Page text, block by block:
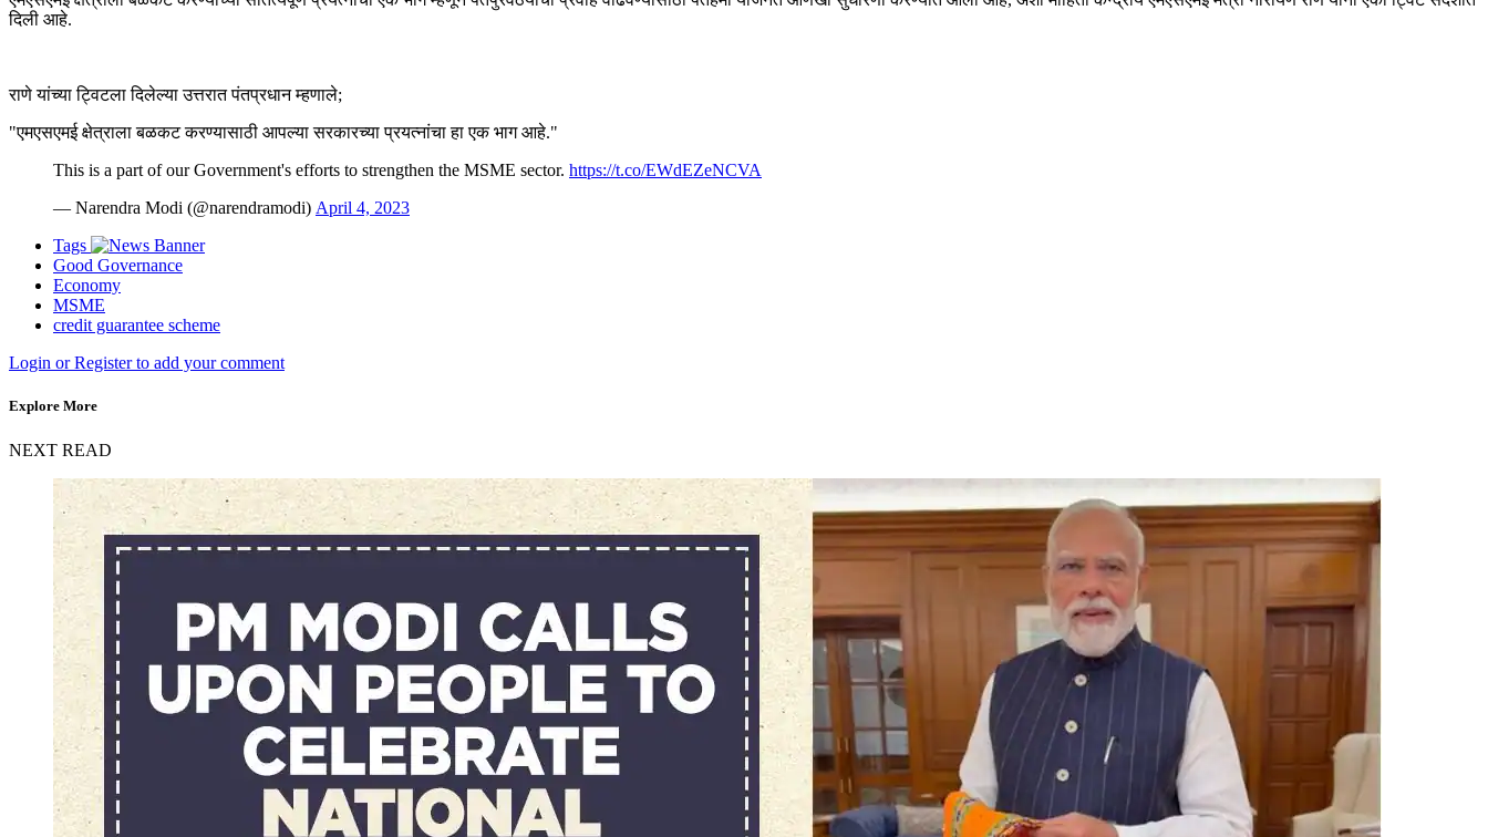
दिली आहे.
राणे यांच्या ट्विटला दिलेल्या उत्तरात पंतप्रधान म्हणाले;
"एमएसएमई क्षेत्राला बळकट करण्यासाठी आपल्या सरकारच्या प्रयत्नांचा हा एक भाग आहे."
This is a part of our Government's efforts to strengthen the MSME sector. https://t.co/EWdEZeNCVA
— Narendra Modi (@narendramodi) April 4, 2023
Tags
Good Governance
Economy
MSME
credit guarantee scheme
Login or Register to add your comment
Explore More
NEXT READ